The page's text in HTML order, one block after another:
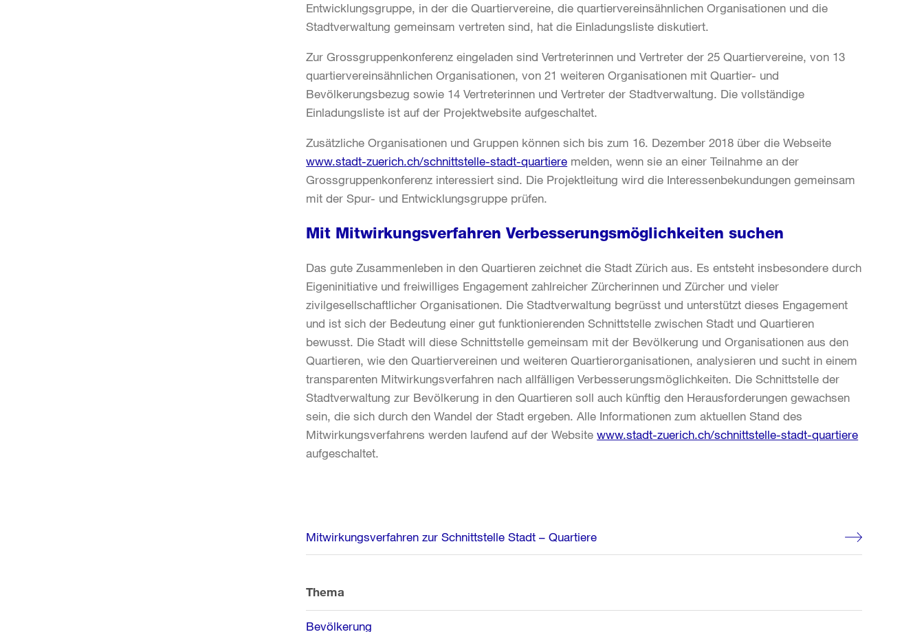
Entwicklungsgruppe, in der die Quartiervereine, die quartiervereinsähnlichen Organisationen und die
Stadtverwaltung gemeinsam vertreten sind, hat die Einladungsliste diskutiert.
Zur Grossgruppenkonferenz eingeladen sind Vertreterinnen und Vertreter der 25 Quartiervereine, von 13
quartiervereinsähnlichen Organisationen, von 21 weiteren Organisationen mit Quartier- und
Bevölkerungsbezug sowie 14 Vertreterinnen und Vertreter der Stadtverwaltung. Die vollständige
Einladungsliste ist auf der Projektwebsite aufgeschaltet.
Zusätzliche Organisationen und Gruppen können sich bis zum 16. Dezember 2018 über die Webseite
www.stadt-zuerich.ch/schnittstelle-stadt-quartiere melden, wenn sie an einer Teilnahme an der
Grossgruppenkonferenz interessiert sind. Die Projektleitung wird die Interessenbekundungen gemeinsam
mit der Spur- und Entwicklungsgruppe prüfen.
Mit Mitwirkungsverfahren Verbesserungsmöglichkeiten suchen
Das gute Zusammenleben in den Quartieren zeichnet die Stadt Zürich aus. Es entsteht insbesondere durch
Eigeninitiative und freiwilliges Engagement zahlreicher Zürcherinnen und Zürcher und vieler
zivilgesellschaftlicher Organisationen. Die Stadtverwaltung begrüsst und unterstützt dieses Engagement
und ist sich der Bedeutung einer gut funktionierenden Schnittstelle zwischen Stadt und Quartieren
bewusst. Die Stadt will diese Schnittstelle gemeinsam mit der Bevölkerung und Organisationen aus den
Quartieren, wie den Quartiervereinen und weiteren Quartierorganisationen, analysieren und sucht in einem
transparenten Mitwirkungsverfahren nach allfälligen Verbesserungsmöglichkeiten. Die Schnittstelle der
Stadtverwaltung zur Bevölkerung in den Quartieren soll auch künftig den Herausforderungen gewachsen
sein, die sich durch den Wandel der Stadt ergeben. Alle Informationen zum aktuellen Stand des
Mitwirkungsverfahrens werden laufend auf der Websitewww.stadt-zuerich.ch/schnittstelle-stadt-quartiere
aufgeschaltet.
Weitere
Informationen
Mitwirkungsverfahren zur Schnittstelle Stadt – Quartiere
Thema
Bevölkerung